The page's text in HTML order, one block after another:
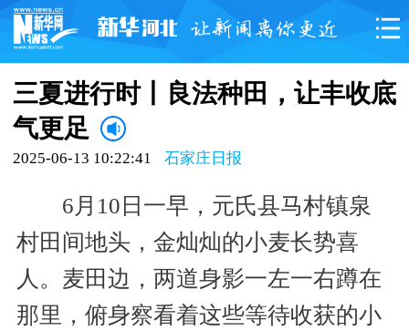
三夏进行时丨良法种田，让丰收底
气更足
2025-06-13 10:22:41 石家庄日报
6月10日一早，元氏县马村镇泉
村田间地头，金灿灿的小麦长势喜
人。麦田边，两道身影一左一右蹲在
那里，俯身察看着这些等待收获的小